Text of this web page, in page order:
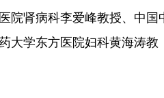
院肾病科李爱峰教授、中国
大学东方医院妇科黄海涛教